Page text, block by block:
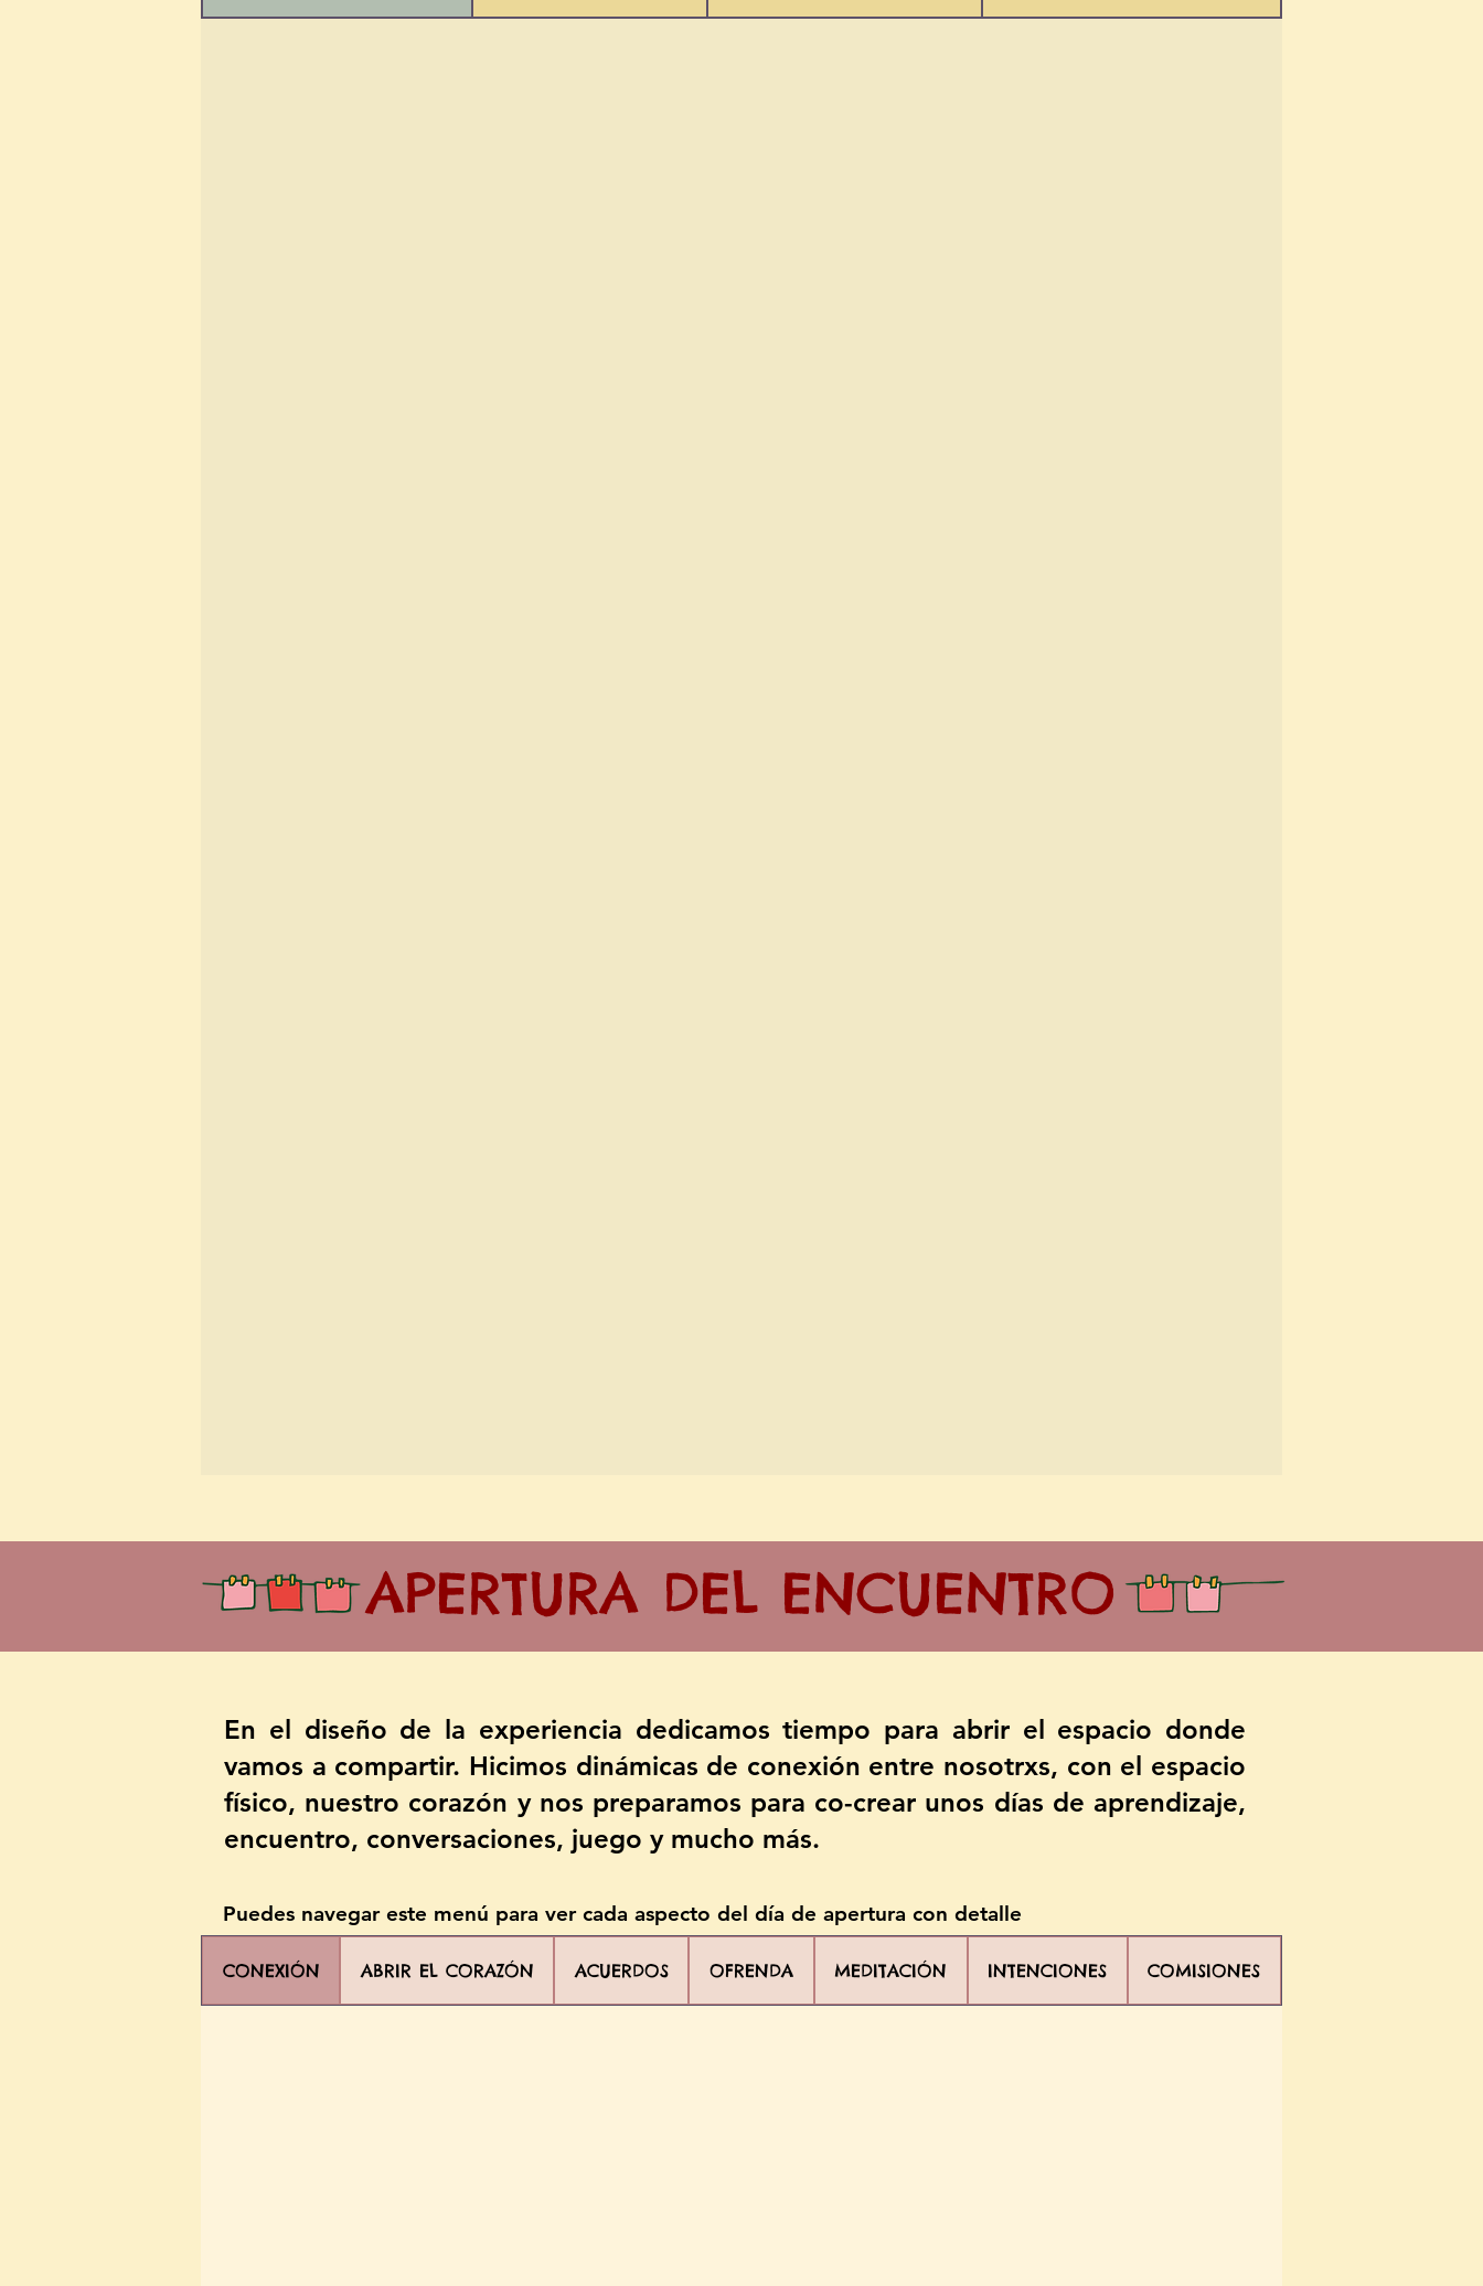
APERTURA DEL ENCUENTRO
En el diseño de la experiencia dedicamos tiempo para abrir el espacio donde
vamos a compartir. Hicimos dinámicas de conexión entre nosotrxs, con el espacio
físico, nuestro corazón y nos preparamos para co-crear unos días de aprendizaje,
encuentro, conversaciones, juego y mucho más.
Puedes navegar este menú para ver cada aspecto del día de apertura con detalle
CONEXIÓN ABRIR EL CORAZÓN ACUERDOS OFRENDA MEDITACIÓN INTENCIONES COMISIONES